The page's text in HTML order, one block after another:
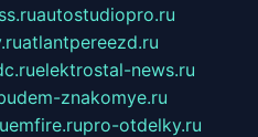
autostudiopro.ru
atlantpereezd.ru
elektrostal-news.ru
znakomye.ru
emfire.rupro-otdelky.ru